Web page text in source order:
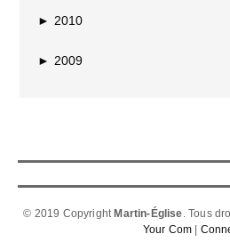
► 2010
► 2009
© 2019 Copyright Martin-Église. Tous
Your Com